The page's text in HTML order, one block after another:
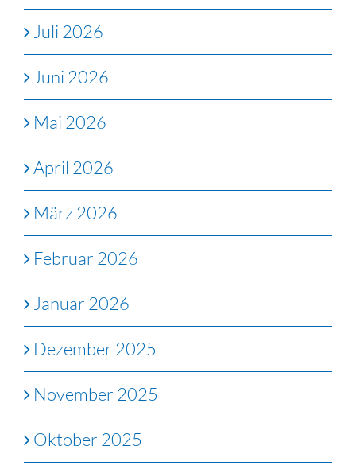
Juli 2026
Juni 2026
Mai 2026
April 2026
März 2026
Februar 2026
Januar 2026
Dezember 2025
November 2025
Oktober 2025